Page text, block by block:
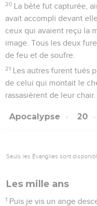
20 La bête fut capturée,
avait accompli devant
ceux qui avaient reçu la
image. Tous les deux
de feu et de soufre.
21 Les autres furent tués
de celui qui montait le
rassasièrent de leur chair.
Apocalypse 20
Seuls les Évangiles sont
Les mille ans
1 Puis je vis un ange